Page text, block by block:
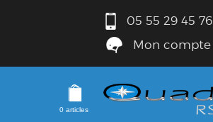
05 55 29 45 76
Mon compte
0 articles